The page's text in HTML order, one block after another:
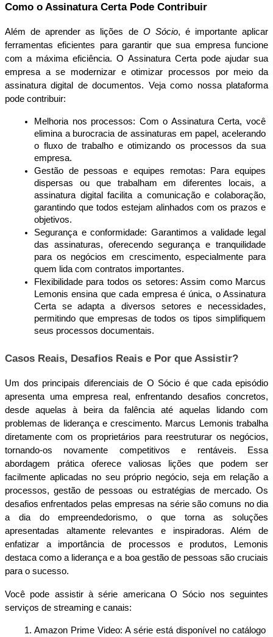
Como o Assinatura Certa Pode Contribuir
Além de aprender as lições de O Sócio, é importante aplicar
ferramentas eficientes para garantir que sua empresa funcione
com a máxima eficiência. O Assinatura Certa pode ajudar sua
empresa a se modernizar e otimizar processos por meio da
assinatura digital de documentos. Veja como nossa plataforma
pode contribuir:
Melhoria nos processos: Com o Assinatura Certa, você
elimina a burocracia de assinaturas em papel, acelerando
o fluxo de trabalho e otimizando os processos da sua
empresa.
Gestão de pessoas e equipes remotas: Para equipes
dispersas ou que trabalham em diferentes locais, a
assinatura digital facilita a comunicação e colaboração,
garantindo que todos estejam alinhados com os prazos e
objetivos.
Segurança e conformidade: Garantimos a validade legal
das assinaturas, oferecendo segurança e tranquilidade
para os negócios em crescimento, especialmente para
quem lida com contratos importantes.
Flexibilidade para todos os setores: Assim como Marcus
Lemonis ensina que cada empresa é única, o Assinatura
Certa se adapta a diversos setores e necessidades,
permitindo que empresas de todos os tipos simplifiquem
seus processos documentais.
Casos Reais, Desafios Reais e Por que Assistir?
Um dos principais diferenciais de O Sócio é que cada episódio
apresenta uma empresa real, enfrentando desafios concretos,
desde aquelas à beira da falência até aquelas lidando com
problemas de liderança e crescimento. Marcus Lemonis trabalha
diretamente com os proprietários para reestruturar os negócios,
tornando-os novamente competitivos e rentáveis. Essa
abordagem prática oferece valiosas lições que podem ser
facilmente aplicadas no seu próprio negócio, seja em relação a
processos, gestão de pessoas ou estratégias de mercado. Os
desafios enfrentados pelas empresas na série são comuns no dia
a dia do empreendedorismo, o que torna as soluções
apresentadas altamente relevantes e inspiradoras. Além de
enfatizar a importância de processos e produtos, Lemonis
destaca como a liderança e a boa gestão de pessoas são cruciais
para o sucesso.
Você pode assistir à série americana O Sócio nos seguintes
serviços de streaming e canais:
Amazon Prime Video: A série está disponível no catálogo